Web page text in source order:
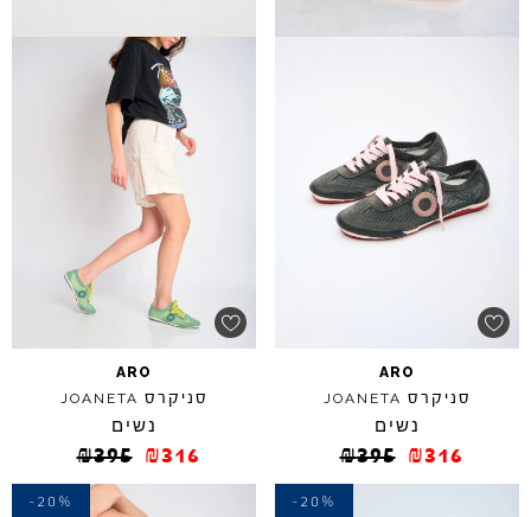
ARO
סניקרס JOANETA
נשים
₪395 ₪316
ARO
סניקרס JOANETA
נשים
₪395 ₪316
-20%
-20%